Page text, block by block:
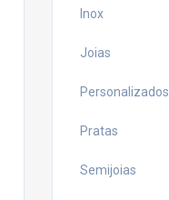
Inox
Joias
Personalizados
Pratas
Semijoias